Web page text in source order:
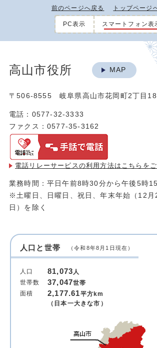
前のページへ戻る トップページ
PC表示 スマートフォン表
高山市役所 MAP
〒506-8555 岐阜県高山市花岡町2丁目
電話：0577-32-3333
ファクス：0577-35-3162
電話リレーサービスの利用方法は こちらを
業務時間：平日午前8時30分から午後5時
※土曜日、日曜日、祝日、年末年始（12月
日）を除く
人口と世帯 （令和8年8月1日現在）
人口 81,073人
世帯数
37,047世帯
面積
2,177.61平方km
（日本一大きな市）